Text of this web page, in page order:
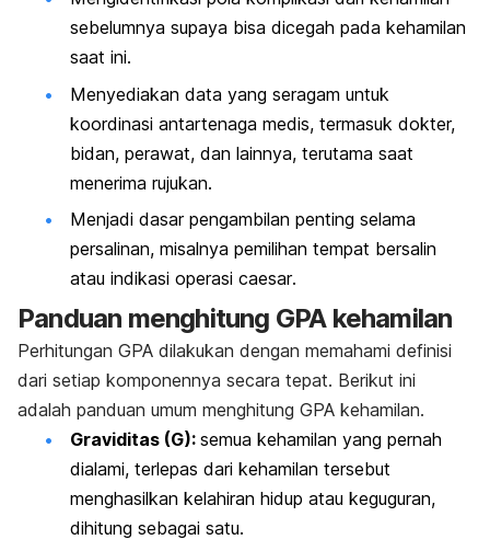
sebelumnya supaya bisa dicegah pada kehamilan
saat ini.
Menyediakan data yang seragam untuk
koordinasi antartenaga medis, termasuk dokter,
bidan, perawat, dan lainnya, terutama saat
menerima rujukan.
Menjadi dasar pengambilan penting selama
persalinan, misalnya pemilihan tempat bersalin
atau indikasi operasi caesar.
Panduan menghitung GPA kehamilan
Perhitungan GPA dilakukan dengan memahami definisi
dari setiap komponennya secara tepat. Berikut ini
adalah panduan umum menghitung GPA kehamilan.
Graviditas (G): semua kehamilan yang pernah
dialami, terlepas dari kehamilan tersebut
menghasilkan kelahiran hidup atau keguguran,
dihitung sebagai satu.